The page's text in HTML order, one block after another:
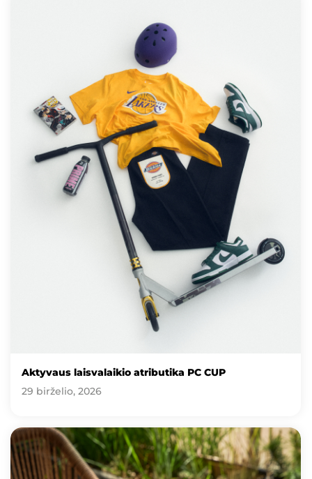
Aktyvaus laisvalaikio atributika PC CUP
29 birželio, 2026